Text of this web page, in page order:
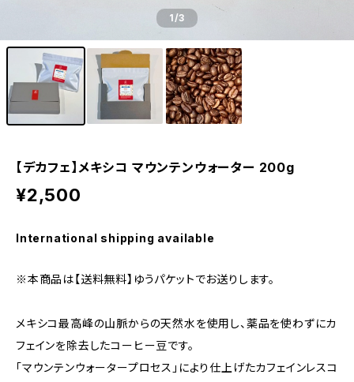
1/3
【デカフェ】メキシコ マウンテンウォーター 200g
¥2,500
International shipping available
※本商品は【送料無料】ゆうパケットでお送りします。
メキシコ最高峰の山脈からの天然水を使用し、薬品を使わずにカ
フェインを除去したコーヒー豆です。
「マウンテンウォータープロセス」により仕上げたカフェインレスコ